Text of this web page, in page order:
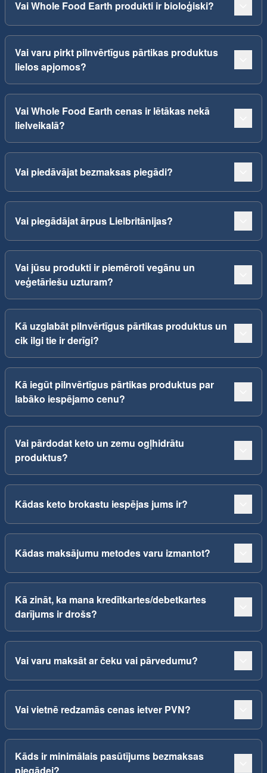
Vai Whole Food Earth produkti ir bioloģiski?
Vai varu pirkt pilnvērtīgus pārtikas produktus
lielos apjomos?
Vai Whole Food Earth cenas ir lētākas nekā
lielveikalā?
Vai piedāvājat bezmaksas piegādi?
Vai piegādājat ārpus Lielbritānijas?
Vai jūsu produkti ir piemēroti vegānu un
veģetāriešu uzturam?
Kā uzglabāt pilnvērtīgus pārtikas produktus un
cik ilgi tie ir derīgi?
Kā iegūt pilnvērtīgus pārtikas produktus par
labāko iespējamo cenu?
Vai pārdodat keto un zemu ogļhidrātu
produktus?
Kādas keto brokastu iespējas jums ir?
Kādas maksājumu metodes varu izmantot?
Kā zināt, ka mana kredītkartes/debetkartes
darījums ir drošs?
Vai varu maksāt ar čeku vai pārvedumu?
Vai vietnē redzamās cenas ietver PVN?
Kāds ir minimālais pasūtījums bezmaksas